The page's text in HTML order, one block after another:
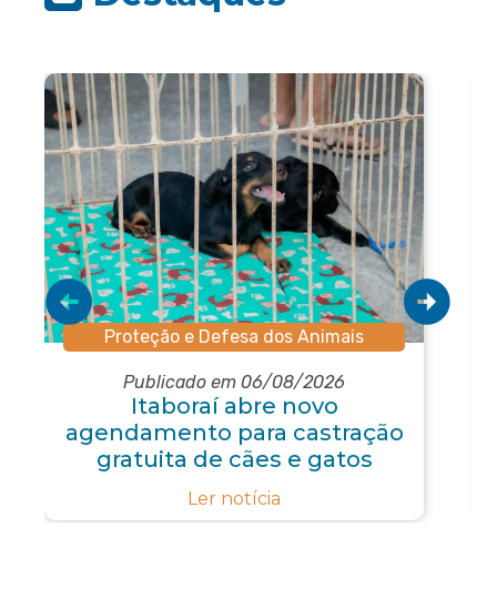
Proteção e Defesa dos Animais
Publicado em 06/08/2026
Itaboraí abre novo
agendamento para castração
gratuita de cães e gatos
Ler notícia